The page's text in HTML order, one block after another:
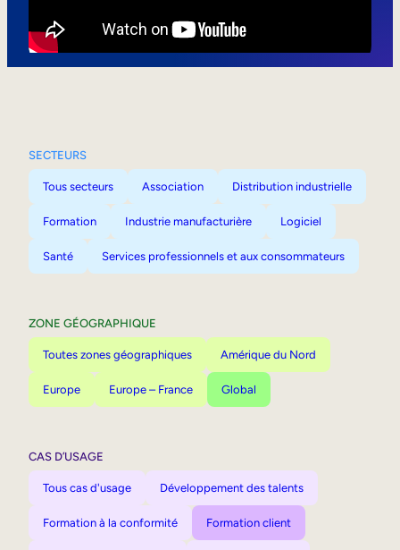
SECTEURS
Tous secteurs Association Distribution industrielle
Formation Industrie manufacturière Logiciel
Santé Services professionnels et aux consommateurs
ZONE GÉOGRAPHIQUE
Toutes zones géographiques Amérique du Nord
Europe Europe – France Global
CAS D’USAGE
Tous cas d'usage Développement des talents
Formation à la conformité Formation client